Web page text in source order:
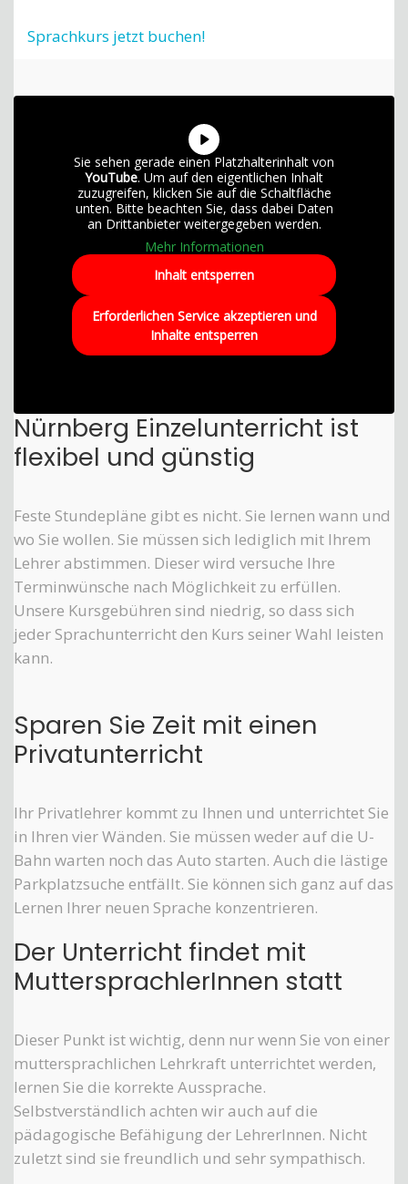
Sprachkurs jetzt buchen!
Sie sehen gerade einen Platzhalterinhalt von
YouTube. Um auf den eigentlichen Inhalt
zuzugreifen, klicken Sie auf die Schaltfläche
unten. Bitte beachten Sie, dass dabei Daten
an Drittanbieter weitergegeben werden.
Mehr Informationen
Inhalt entsperren
Erforderlichen Service akzeptieren und
Inhalte entsperren
Nürnberg Einzelunterricht ist
flexibel und günstig
Feste Stundepläne gibt es nicht. Sie lernen wann und
wo Sie wollen. Sie müssen sich lediglich mit Ihrem
Lehrer abstimmen. Dieser wird versuche Ihre
Terminwünsche nach Möglichkeit zu erfüllen.
Unsere Kursgebühren sind niedrig, so dass sich
jeder Sprachunterricht den Kurs seiner Wahl leisten
kann.
Sparen Sie Zeit mit einen
Privatunterricht
Ihr Privatlehrer kommt zu Ihnen und unterrichtet Sie
in Ihren vier Wänden. Sie müssen weder auf die U-
Bahn warten noch das Auto starten. Auch die lästige
Parkplatzsuche entfällt. Sie können sich ganz auf das
Lernen Ihrer neuen Sprache konzentrieren.
Der Unterricht findet mit
MuttersprachlerInnen statt
Dieser Punkt ist wichtig, denn nur wenn Sie von einer
muttersprachlichen Lehrkraft unterrichtet werden,
lernen Sie die korrekte Aussprache.
Selbstverständlich achten wir auch auf die
pädagogische Befähigung der LehrerInnen. Nicht
zuletzt sind sie freundlich und sehr sympathisch.